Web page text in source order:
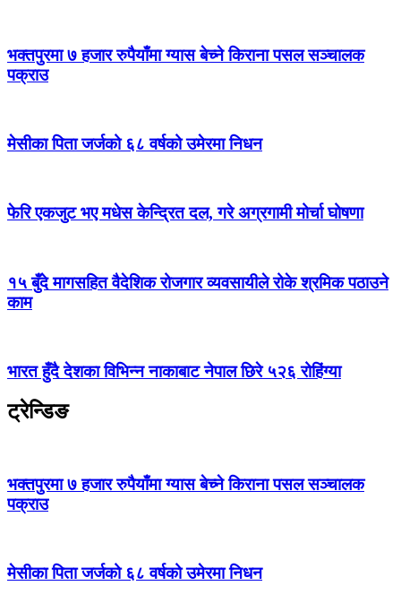
भक्तपुरमा ७ हजार रुपैयाँमा ग्यास बेच्ने किराना पसल सञ्चालक
पक्राउ
मेसीका पिता जर्जको ६८ वर्षको उमेरमा निधन
फेरि एकजुट भए मधेस केन्द्रित दल, गरे अग्रगामी मोर्चा घोषणा
१५ बुँदे मागसहित वैदेशिक रोजगार व्यवसायीले रोके श्रमिक पठाउने
काम
भारत हुँदै देशका विभिन्न नाकाबाट नेपाल छिरे ५२६ रोहिंग्या
ट्रेन्डिङ
भक्तपुरमा ७ हजार रुपैयाँमा ग्यास बेच्ने किराना पसल सञ्चालक
पक्राउ
मेसीका पिता जर्जको ६८ वर्षको उमेरमा निधन